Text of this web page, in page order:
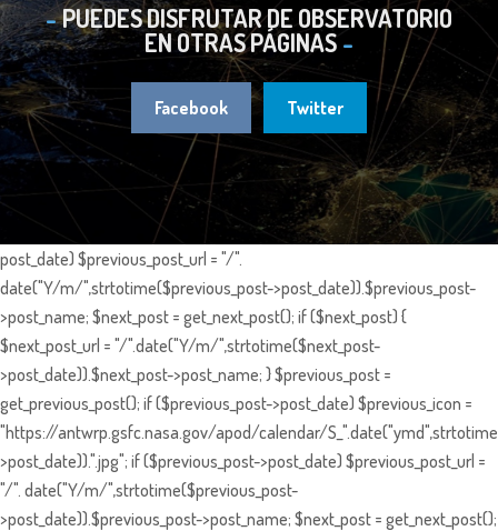
PUEDES DISFRUTAR DE OBSERVATORIO
EN OTRAS PÁGINAS
Facebook Twitter
post_date) $previous_post_url = "/".
date("Y/m/",strtotime($previous_post->post_date)).$previous_post-
>post_name; $next_post = get_next_post(); if ($next_post) {
$next_post_url = "/".date("Y/m/",strtotime($next_post-
>post_date)).$next_post->post_name; } $previous_post =
get_previous_post(); if ($previous_post->post_date) $previous_icon =
"https://antwrp.gsfc.nasa.gov/apod/calendar/
>post_date)).".jpg"; if ($previous_post->post_date) $previous_post_url =
"/". date("Y/m/",strtotime($previous_post-
>post_date)).$previous_post->post_name; $next_post = get_next_post();